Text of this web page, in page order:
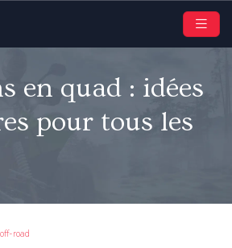
en quad : idées
pour tous les
road